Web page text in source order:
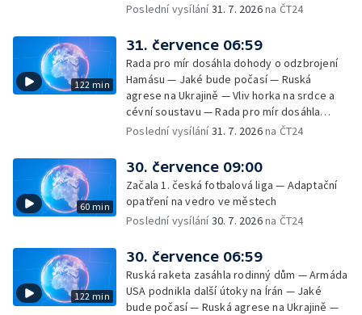
Poslední vysílání31. 7. 2026na ČT24
122 min
31. července 06:59
Rada pro mír dosáhla dohody o odzbrojení
Hamásu — Jaké bude počasí — Ruská
agrese na Ukrajině — Vliv horka na srdce a
cévní soustavu — Rada pro mír dosáhla
dohody o odzbrojení Hamásu — Dokument
začíná výplata superdávky — Tropické
teploty zatěžují i volně žijící zvířata
Poslední vysílání31. 7. 2026na ČT24
60 min
30. července 09:00
Začala 1. česká fotbalová liga — Adaptační
opatření na vedro ve městech
Poslední vysílání30. 7. 2026na ČT24
122 min
30. července 06:59
Ruská raketa zasáhla rodinný dům — Armáda
USA podnikla další útoky na Írán — Jaké
bude počasí — Ruská agrese na Ukrajině —